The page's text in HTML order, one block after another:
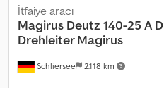
Schliersee 2.118 km
İtfaiye aracı
Magirus Deutz 140-25 A
Drehleiter Magirus